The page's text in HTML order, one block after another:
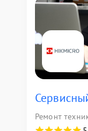
Ремонт